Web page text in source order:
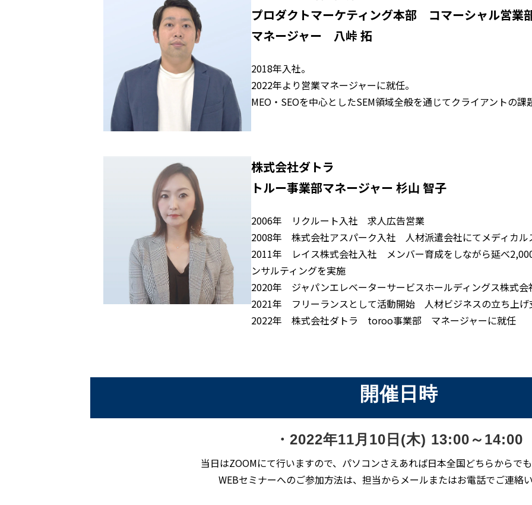
プロダクトマーケティング本部 コマーシャル営業
マネージャー 八峠 拓
2018年入社。
2022年より営業マネージャーに就任。
MEO・SEOを中心としたSEM領域全般を通じてクライアントの課
株式会社ダトラ
トルー事業部マネージャー 杉山 智子
2006年 リクルート入社 求人広告営業
2008年 株式会社アスパーク入社 人材派遣会社にてメディカル
2011年 レイス株式会社入社 メンバー育成をしながら延べ
ンサルティングを実施
2020年 ジャパンエレベーターサービスホールディングス株式会
2021年 フリーランスとして活動開始 人材ビジネスの立ち上げ
2022年 株式会社ダトラ toroo事業部 マネージャーに就任
開催日時
・2022年11月10日(木) 13:00～14:00
当日はZOOMにて行いますので、パソコンさえあれば日本全国どちらからでも
WEBセミナーへのご参加方法は、担当からメールまたはお電話でご連絡い